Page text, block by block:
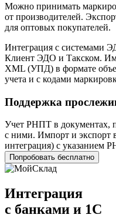
Можно принимать
от производителей.
для оптовых покупателей.
Интеграция с системами
Клиент ЭДО и Такском.
XML (УПД) в формате
учета и с кодами
Поддержка
Учет РНПТ в документах,
с ними. Импорт и экспорт
интеграция) с указанием
Попробовать бесплатно
Интеграция
с банками и 1С